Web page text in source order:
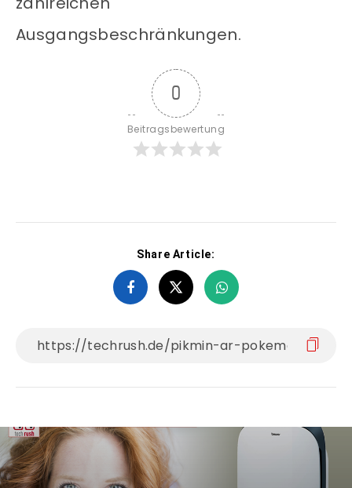
Ausgangsbeschränkungen.
0
Beitragsbewertung
Share Article: